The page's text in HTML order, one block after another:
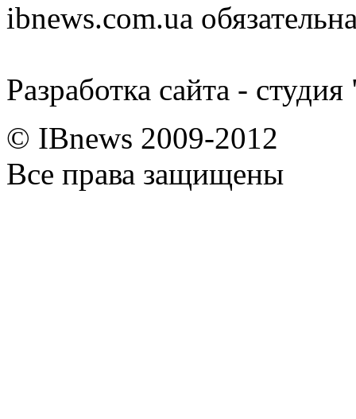
ibnews.com.ua
Разработка сайта -
© IBnews 2009-2012
Все права защищены